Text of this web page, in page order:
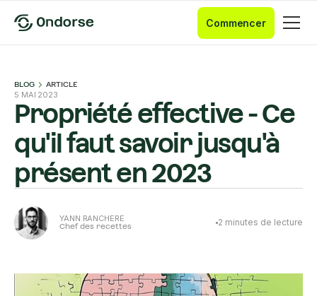
Commencer
BLOG ARTICLE
5 MAI 2023
Propriété effective - Ce
qu'il faut savoir jusqu'à
présent en 2023
YANN RANCHERE
Chef des recettes 2 minutes de lecture